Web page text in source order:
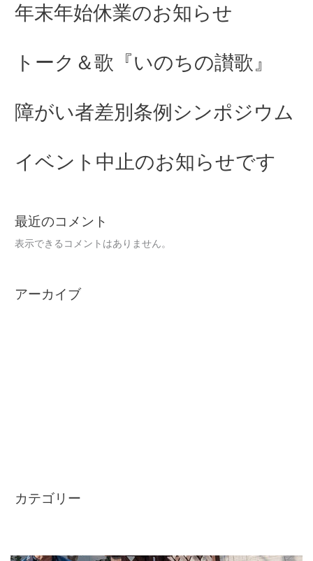
年末年始休業のお知らせ
トーク＆歌『いのちの讃歌』
障がい者差別条例シンポジウム
イベント中止のお知らせです
最近のコメント
表示できるコメントはありません。
アーカイブ
カテゴリー